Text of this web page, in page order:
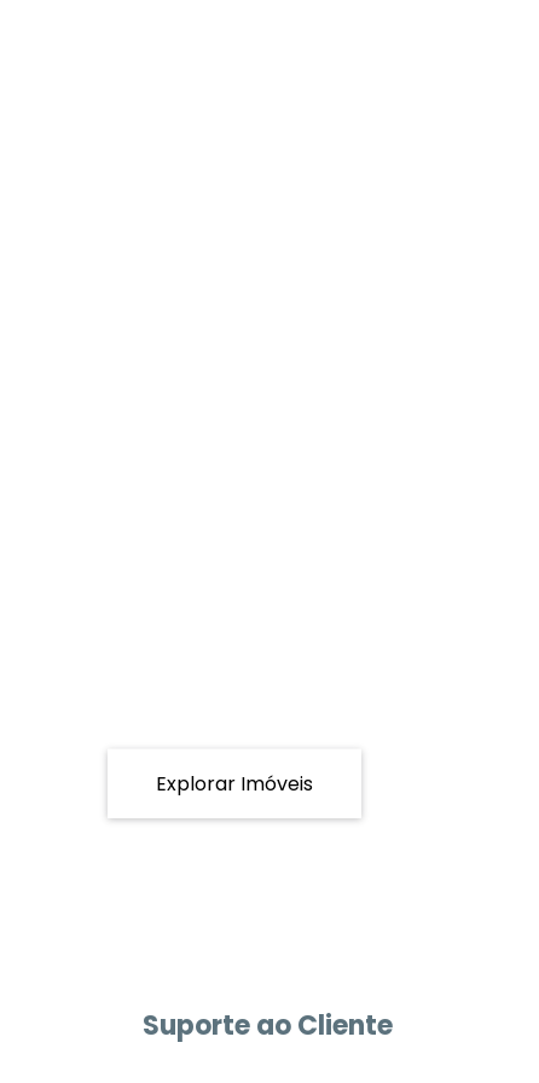
Explorar Imóveis
Suporte ao Cliente